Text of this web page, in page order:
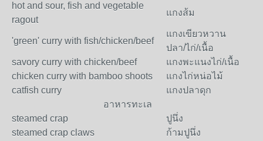
hot and sour, fish and vegetable
ragout
แกงส้ม
'green' curry with fish/chicken/beef
แกงเขียวหวาน
ปลา/ไก่/เนื้อ
savory curry with chicken/beef
แกงพะแนงไก่/เนื้อ
chicken curry with bamboo shoots
แกงไก่หน่อไม้
catfish curry
แกงปลาดุก
อาหารทะเล
steamed crap
ปูนึ่ง
steamed crap claws
ก้ามปูนึ่ง